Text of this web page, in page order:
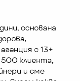
основана
с 13+
клиента,
и сме